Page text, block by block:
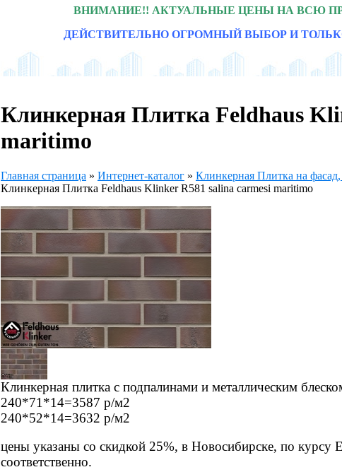
ВНИМАНИЕ!! АКТУАЛЬНЫЕ ЦЕНЫ НА ВСЮ
ДЕЙСТВИТЕЛЬНО ОГРОМНЫЙ ВЫБОР И
Клинкерная Плитка Feldhaus
maritimo
Главная страница » Интернет-каталог » Клинкерная Плитка на фасад,
Клинкерная Плитка Feldhaus Klinker R581 salina carmesi maritimo
Клинкерная плитка с подпалинами и металлическим
240*71*14=3587 р/м2
240*52*14=3632 р/м2
цены указаны со скидкой 25%, в Новосибирске, по
соответственно.